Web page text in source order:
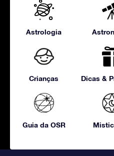
Astrologia
Crianças Dicas &
Guia da OSR